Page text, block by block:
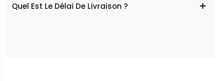
Quel Est Le Délai De Livraison ?